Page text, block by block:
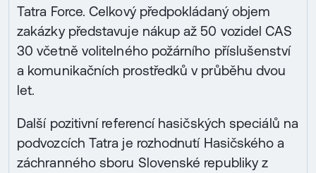
Tatra Force. Celkový předpokládaný objem
zakázky představuje nákup až 50 vozidel CAS
30 včetně volitelného požárního příslušenství
a komunikačních prostředků v průběhu dvou
let.
Další pozitivní referencí hasičských speciálů na
podvozcích Tatra je rozhodnutí Hasičského a
záchranného sboru Slovenské republiky z